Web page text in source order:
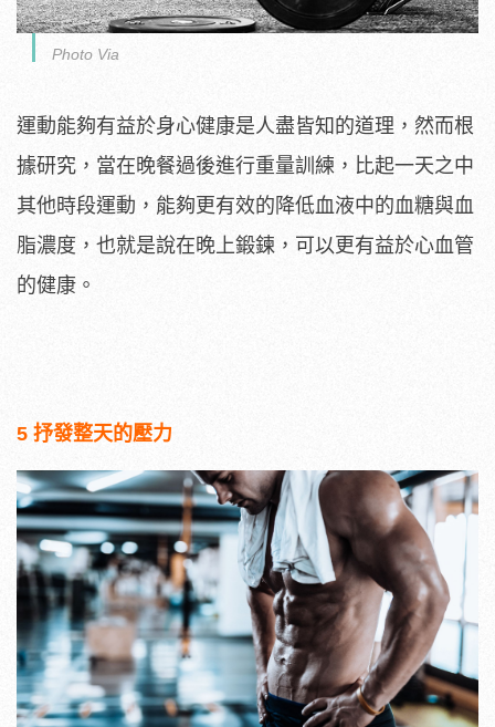
Photo Via
運動能夠有益於身心健康是人盡皆知的道理，然而根
據研究，當在晚餐過後進行重量訓練，比起一天之中
其他時段運動，能夠更有效的降低血液中的血糖與血
脂濃度，也就是說在晚上鍛鍊，可以更有益於心血管
的健康。
5 抒發整天的壓力